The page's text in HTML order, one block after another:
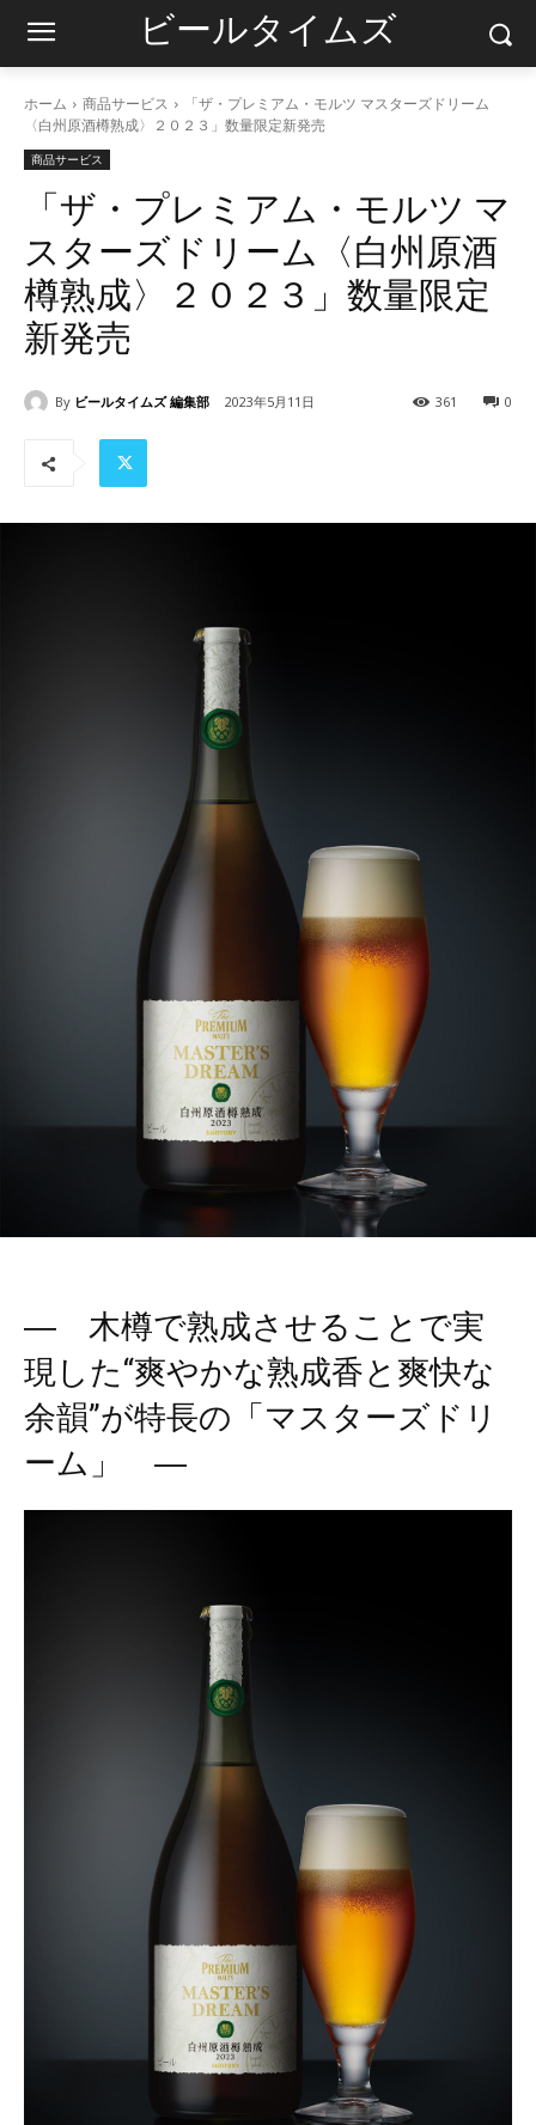
ビールタイムズ
ホーム 商品サービス
「ザ・プレミアム・モルツ マスターズドリーム
〈白州原酒樽熟成〉２０２３」数量限定新発売
商品サービス
「ザ・プレミアム・モルツ マ
スターズドリーム〈白州原酒
樽熟成〉２０２３」数量限定
新発売
By ビールタイムズ 編集部 2023年5月11日 0
361
― 木樽で熟成させることで実
現した“爽やかな熟成香と爽快な
余韻”が特長の「マスターズドリ
ーム」 ―